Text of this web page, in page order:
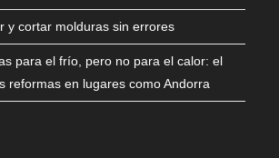
y cortar molduras sin errores
para el frío, pero no para el calor: el
reformas en lugares como Andorra